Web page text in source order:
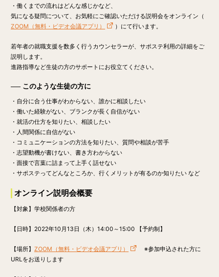
・働くまでの流れはどんな感じかなど、
気になる疑問について、お気軽にご確認いただける説明会をオンライン（
ZOOM（無料・ビデオ会議アプリ）
）にて行います。
若年者の就職支援を数多く行うカウンセラーが、サポステ利用の詳細をご
説明します。
進路指導など生徒の方のサポートにお役立てください。
このような生徒の方に
・自分に合う仕事がわからない、誰かに相談したい
・働いた経験がない、ブランクが長く自信がない
・就活の仕方を知りたい、相談したい
・人間関係に自信がない
・コミュニケーションの方法を知りたい、質問や相談が苦手
・志望動機が書けない、書き方わからない
・面接で言葉に詰まって上手く話せない
・サポステってどんなところか、行くメリットが有るのか知りたい など
オンライン説明会概要
【対象】学校関係者の方
【日時】 2022年10月13日（木）14:00～15:00 【予約制】
【場所】 ZOOM（無料・ビデオ会議アプリ）
※参加申込された方に
URLをお送りします